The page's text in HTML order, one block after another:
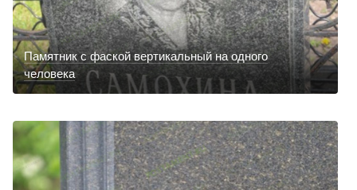
Памятник с фаской вертикальный на одного
человека